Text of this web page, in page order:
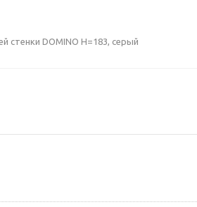
стенки DOMINO H=183, серый